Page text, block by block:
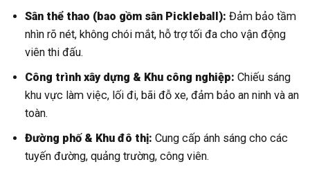
Sân thể thao (bao gồm sân Pickleball): Đảm bảo tầm
nhìn rõ nét, không chói mắt, hỗ trợ tối đa cho vận động
viên thi đấu.
Công trình xây dựng & Khu công nghiệp: Chiếu sáng
khu vực làm việc, lối đi, bãi đỗ xe, đảm bảo an ninh và an
toàn.
Đường phố & Khu đô thị: Cung cấp ánh sáng cho các
tuyến đường, quảng trường, công viên.